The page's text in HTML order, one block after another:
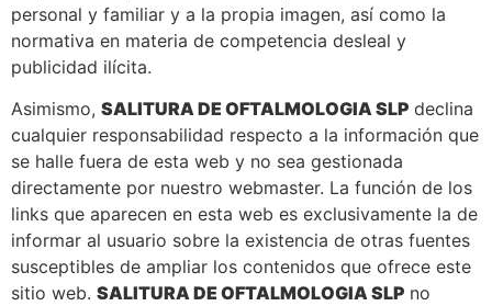
personal y familiar y a la propia imagen, así como la
normativa en materia de competencia desleal y
publicidad ilícita.
Asimismo, SALITURA DE OFTALMOLOGIA SLP declina
cualquier responsabilidad respecto a la información que
se halle fuera de esta web y no sea gestionada
directamente por nuestro webmaster. La función de los
links que aparecen en esta web es exclusivamente la de
informar al usuario sobre la existencia de otras fuentes
susceptibles de ampliar los contenidos que ofrece este
sitio web. SALITURA DE OFTALMOLOGIA SLP no